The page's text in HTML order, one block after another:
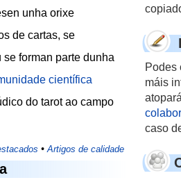
unha orixe
de cartas, se
forman parte dunha
científica
do tarot ao campo
• Artigos de calidade
Podes
máis
caso